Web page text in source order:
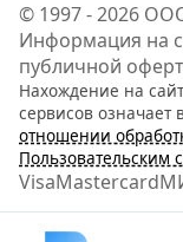
© 1997 - 2026
Информация на
публичной
Нахождение на
сервисов означает
отношении
Пользовательским
VisaMastercard